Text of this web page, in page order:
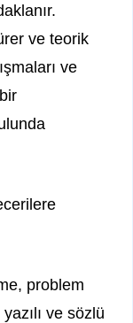
ve teorik
ve
problem
ve sözlü